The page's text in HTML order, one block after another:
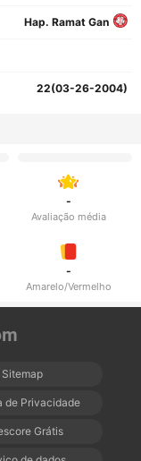
Hap. Ramat Gan
22(03-26-2004)
-
Avaliação média
-
Amarelo/Vermelho
Sitemap
de Privacidade
Grátis